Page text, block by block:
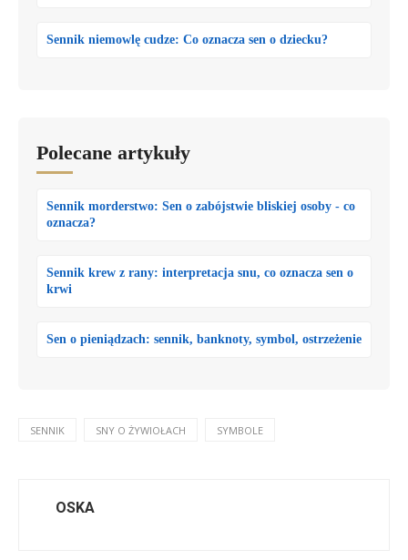
Sennik niemowlę cudze: Co oznacza sen o dziecku?
Polecane artykuły
Sennik morderstwo: Sen o zabójstwie bliskiej osoby - co
oznacza?
Sennik krew z rany: interpretacja snu, co oznacza sen o
krwi
Sen o pieniądzach: sennik, banknoty, symbol, ostrzeżenie
SENNIK SNY O ŻYWIOŁACH SYMBOLE
OSKA